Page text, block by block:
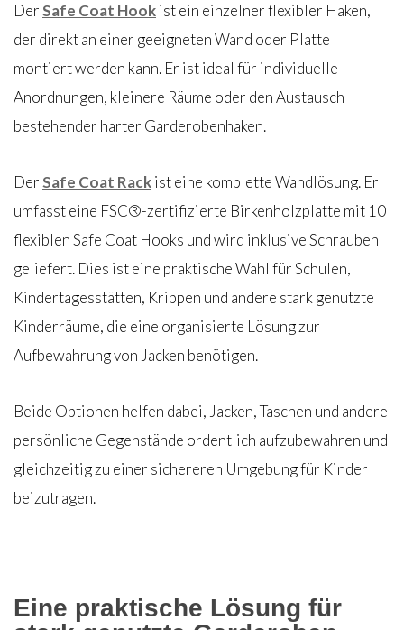
DerSafe Coat Hookist ein einzelner flexibler Haken,
der direkt an einer geeigneten Wand oder Platte
montiert werden kann. Er ist ideal für individuelle
Anordnungen, kleinere Räume oder den Austausch
bestehender harter Garderobenhaken.
DerSafe Coat Rackist eine komplette Wandlösung. Er
umfasst eine FSC®-zertifizierte Birkenholzplatte mit 10
flexiblen Safe Coat Hooks und wird inklusive Schrauben
geliefert. Dies ist eine praktische Wahl für Schulen,
Kindertagesstätten, Krippen und andere stark genutzte
Kinderräume, die eine organisierte Lösung zur
Aufbewahrung von Jacken benötigen.
Beide Optionen helfen dabei, Jacken, Taschen und andere
persönliche Gegenstände ordentlich aufzubewahren und
gleichzeitig zu einer sichereren Umgebung für Kinder
beizutragen.
Eine praktische Lösung für